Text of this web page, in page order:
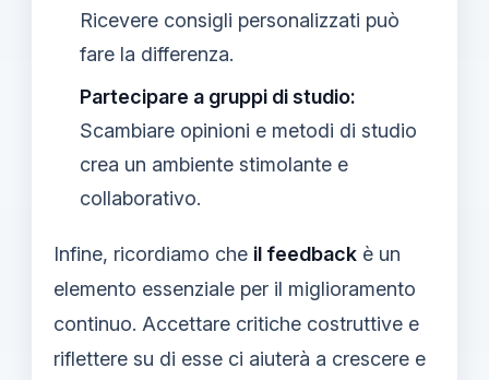
Ricevere consigli personalizzati può
fare la differenza.
Partecipare a gruppi di studio:
Scambiare opinioni e metodi di studio
crea un ambiente stimolante e
collaborativo.
Infine, ricordiamo che il feedback è un
elemento essenziale per il miglioramento
continuo. Accettare critiche costruttive e
riflettere su di esse ci aiuterà a crescere e